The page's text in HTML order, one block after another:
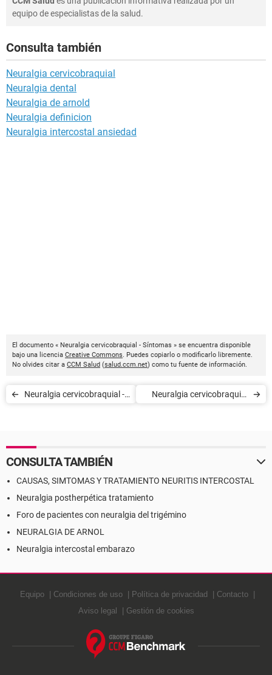
equipo de especialistas de la salud.
Consulta también
Neuralgia cervicobraquial
Neuralgia dental
Neuralgia de arnold
Neuralgia definicion
Neuralgia intercostal ansiedad
El documento « Neuralgia cervicobraquial - Síntomas » se encuentra disponible
bajo una licencia Creative Commons. Puedes copiarlo o modificarlo libremente.
No olvides citar a CCM Salud (salud.ccm.net) como tu fuente de información.
Neuralgia cervicobraquial -
Neuralgia cervicobraquial
CONSULTA TAMBIÉN
CAUSAS, SIMTOMAS Y TRATAMIENTO NEURITIS INTERCOSTAL
Neuralgia postherpética tratamiento
Foro de pacientes con neuralgia del trigémino
NEURALGIA DE ARNOL
Neuralgia intercostal embarazo
Equipo Condiciones de uso Política de privacidad
Contacto
Aviso legal
Gestión de cookies